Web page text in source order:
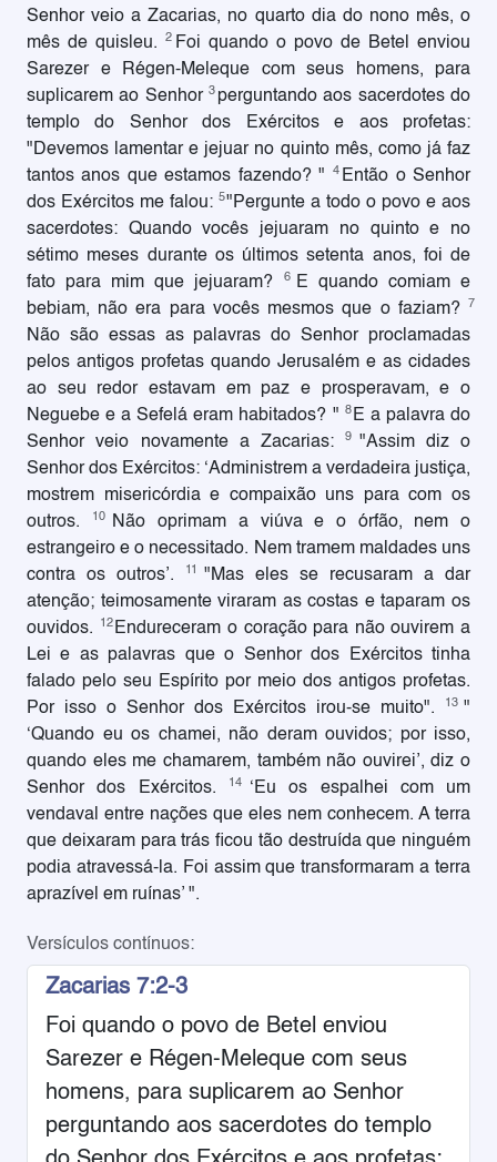
Senhor veio a Zacarias, no quarto dia do nono mês, o
mês de quisleu.
2 Foi quando o povo de Betel enviou
Sarezer e Régen-Meleque com seus homens, para
suplicarem ao Senhor3 perguntando aos sacerdotes do
templo do Senhor dos Exércitos e aos profetas:
"Devemos lamentar e jejuar no quinto mês, como já faz
tantos anos que estamos fazendo? "
4 Então o Senhor
dos Exércitos me falou: 5"Pergunte a todo o povo e aos
sacerdotes: Quando vocês jejuaram no quinto e no
sétimo meses durante os últimos setenta anos, foi de
fato para mim que jejuaram?
6
E quando comiam e
bebiam, não era para vocês mesmos que o faziam? 7
Não são essas as palavras do Senhor proclamadas
pelos antigos profetas quando Jerusalém e as cidades
ao seu redor estavam em paz e prosperavam, e o
Neguebe e a Sefelá eram habitados? " 8 E a palavra do
Senhor veio novamente a Zacarias:9 "Assim diz o
Senhor dos Exércitos: ‘Administrem a verdadeira justiça,
mostrem misericórdia e compaixão uns para com os
outros.
10
Não oprimam a viúva e o órfão, nem o
estrangeiro e o necessitado. Nem tramem maldades uns
contra os outros’.
11
"Mas eles se recusaram a dar
atenção; teimosamente viraram as costas e taparam os
ouvidos.
12 Endureceram o coração para não ouvirem a
Lei e as palavras que o Senhor dos Exércitos tinha
falado pelo seu Espírito por meio dos antigos profetas.
Por isso o Senhor dos Exércitos irou-se muito".
13 "
‘Quando eu os chamei, não deram ouvidos; por isso,
quando eles me chamarem, também não ouvirei’, diz o
Senhor dos Exércitos.
14
‘Eu os espalhei com um
vendaval entre nações que eles nem conhecem. A terra
que deixaram para trás ficou tão destruída que ninguém
podia atravessá-la. Foi assim que transformaram a terra
aprazível em ruínas’ ".
Versículos contínuos:
Zacarias 7:2-3
Foi quando o povo de Betel enviou
Sarezer e Régen-Meleque com seus
homens, para suplicarem ao Senhor
perguntando aos sacerdotes do templo